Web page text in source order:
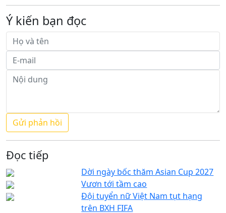
Ý kiến bạn đọc
Đọc tiếp
Dời ngày bốc thăm Asian Cup 2027
Vươn tới tầm cao
Đội tuyển nữ Việt Nam tụt hạng
trên BXH FIFA